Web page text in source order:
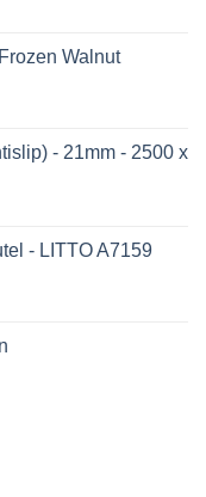
Walnut
- 21mm - 2500 x
- LITTO A7159